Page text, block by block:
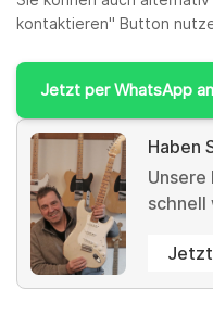
kontaktieren" Button
Jetzt per WhatsApp
Haben